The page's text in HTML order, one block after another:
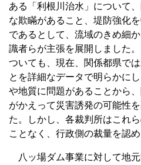
ある「利根川治水」について
な欺瞞があること、堤防強化
であるとして、流域のきめ細
識者らが主張を展開しました
ついても、現在、関係都県で
とを詳細なデータで明らかに
や地質に問題があることから
がかえって災害誘発の可能性
た。しかし、各裁判所はこれ
ことなく、行政側の裁量を認
八ッ場ダム事業に対して地